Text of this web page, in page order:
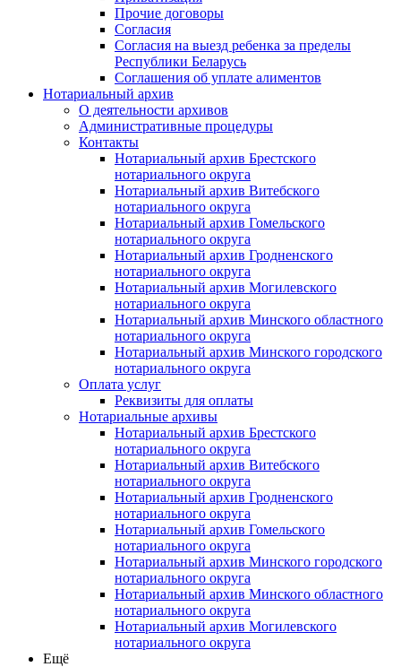
Прочие договоры
Согласия
Согласия на выезд ребенка за пределы
Республики Беларусь
Соглашения об уплате алиментов
Нотариальный архив
О деятельности архивов
Административные процедуры
Контакты
Нотариальный архив Брестского
нотариального округа
Нотариальный архив Витебского
нотариального округа
Нотариальный архив Гомельского
нотариального округа
Нотариальный архив Гродненского
нотариального округа
Нотариальный архив Могилевского
нотариального округа
Нотариальный архив Минского областного
нотариального округа
Нотариальный архив Минского городского
нотариального округа
Оплата услуг
Реквизиты для оплаты
Нотариальные архивы
Нотариальный архив Брестского
нотариального округа
Нотариальный архив Витебского
нотариального округа
Нотариальный архив Гродненского
нотариального округа
Нотариальный архив Гомельского
нотариального округа
Нотариальный архив Минского городского
нотариального округа
Нотариальный архив Минского областного
нотариального округа
Нотариальный архив Могилевского
нотариального округа
Ещё